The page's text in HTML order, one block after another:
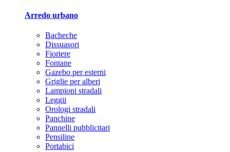
Arredo urbano
Bacheche
Dissuasori
Fioriere
Fontane
Gazebo per esterni
Griglie per alberi
Lampioni stradali
Leggii
Orologi stradali
Panchine
Pannelli pubblicitari
Pensiline
Portabici